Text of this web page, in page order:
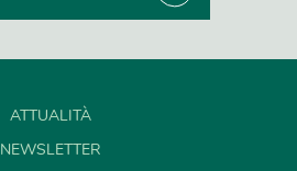
ATTUALITÀ
NEWSLETTER